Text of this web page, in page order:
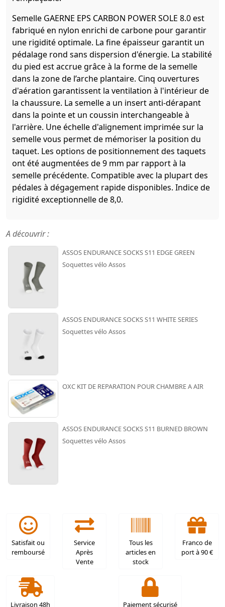
Semelle GAERNE EPS CARBON POWER SOLE 8.0 est
fabriqué en nylon enrichi de carbone pour garantir
une rigidité optimale. La fine épaisseur garantit un
pédalage rond sans dispersion d'énergie. La stabilité
du pied est accrue grâce à la forme de la semelle
dans la zone de l’arche plantaire. Cinq ouvertures
d'aération garantissent la ventilation à l'intérieur de
la chaussure. La semelle a un insert anti-dérapant
dans la pointe et un coussin interchangeable à
l'arrière. Une échelle d'alignement imprimée sur la
semelle vous permet de mémoriser la position du
taquet. Les options de positionnement des taquets
ont été augmentées de 9 mm par rapport à la
semelle précédente. Compatible avec la plupart des
pédales à dégagement rapide disponibles. Indice de
rigidité exceptionnelle de 8,0.
A découvrir :
ASSOS ENDURANCE SOCKS S11 EDGE GREEN
Soquettes vélo Assos
ASSOS ENDURANCE SOCKS S11 WHITE SERIES
Soquettes vélo Assos
OXC KIT DE REPARATION POUR CHAMBRE A AIR
ASSOS ENDURANCE SOCKS S11 BURNED BROWN
Soquettes vélo Assos
Satisfait ou
remboursé
Service
Après
Vente
Tous les
articles en
stock
Franco de
port à 90 €
Livraison 48h Paiement sécurisé